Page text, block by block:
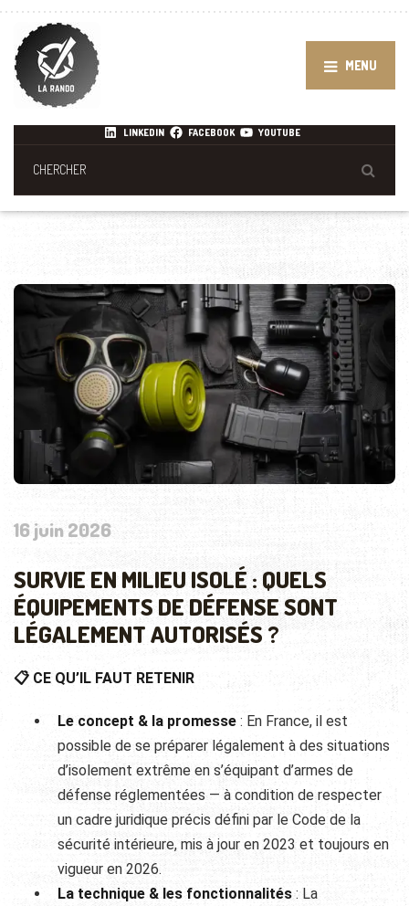
MENU
LINKEDIN FACEBOOK YOUTUBE
16 juin 2026
SURVIE EN MILIEU ISOLÉ : QUELS
ÉQUIPEMENTS DE DÉFENSE SONT
LÉGALEMENT AUTORISÉS ?
📋 CE QU’IL FAUT RETENIR
Le concept & la promesse : En France, il est
possible de se préparer légalement à des situations
d’isolement extrême en s’équipant d’armes de
défense réglementées — à condition derespecter
un cadre juridique précis défini par le Code de la
sécurité intérieure, mis à jour en 2023 et toujours en
vigueur en 2026.
La technique & les fonctionnalités : La